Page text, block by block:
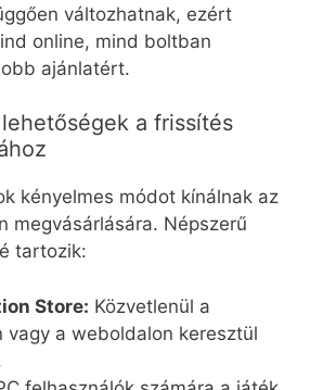
változhatnak, ezért
online, mind boltban
ajánlatért.
a frissítés
kényelmes módot kínálnak az
megvásárlására. Népszerű
tartozik:
Store: Közvetlenül a
vagy a weboldalon keresztül